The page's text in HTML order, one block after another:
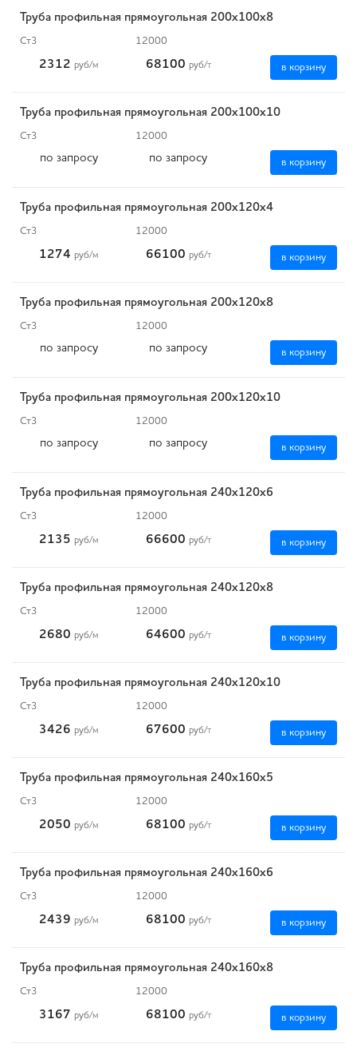
Труба профильная прямоугольная 200х100х8
Ст3 12000
2312 руб/м 68100 руб/т в корзину
Труба профильная прямоугольная 200х100х10
Ст3 12000
по запросу по запросу в корзину
Труба профильная прямоугольная 200х120х4
Ст3 12000
1274 руб/м 66100 руб/т в корзину
Труба профильная прямоугольная 200х120х8
Ст3 12000
по запросу по запросу в корзину
Труба профильная прямоугольная 200х120х10
Ст3 12000
по запросу по запросу в корзину
Труба профильная прямоугольная 240х120х6
Ст3 12000
2135 руб/м 66600 руб/т в корзину
Труба профильная прямоугольная 240х120х8
Ст3 12000
2680 руб/м 64600 руб/т в корзину
Труба профильная прямоугольная 240х120х10
Ст3 12000
3426 руб/м 67600 руб/т в корзину
Труба профильная прямоугольная 240х160х5
Ст3 12000
2050 руб/м 68100 руб/т в корзину
Труба профильная прямоугольная 240х160х6
Ст3 12000
2439 руб/м 68100 руб/т в корзину
Труба профильная прямоугольная 240х160х8
Ст3 12000
3167 руб/м 68100 руб/т в корзину